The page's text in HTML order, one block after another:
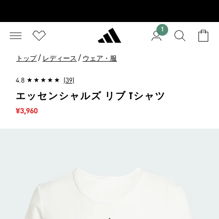
1
トップ / レディース / ウェア・服
4.8 (39)
エッセンシャルズ リブ Tシャツ
セール価格
¥3,960